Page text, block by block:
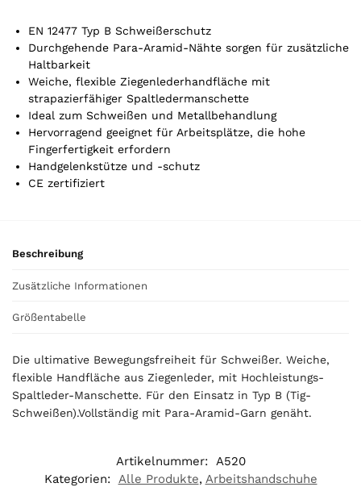
r
t
k
l
.
o
u
t
a
i
,
0
0
EN 12477 Typ B Schweißerschutz
Durchgehende Para-Aramid-Nähte sorgen für zusätzliche
Haltbarkeit
Weiche, flexible Ziegenlederhandfläche mit
strapazierfähiger Spaltledermanschette
Ideal zum Schweißen und Metallbehandlung
Hervorragend geeignet für Arbeitsplätze, die hohe
Fingerfertigkeit erfordern
Handgelenkstütze und -schutz
CE zertifiziert
Beschreibung
Zusätzliche Informationen
Größentabelle
Die ultimative Bewegungsfreiheit für Schweißer. Weiche,
flexible Handfläche aus Ziegenleder, mit Hochleistungs-
Spaltleder-Manschette. Für den Einsatz in Typ B (Tig-
Schweißen).Vollständig mit Para-Aramid-Garn genäht.
Artikelnummer: A520
Kategorien: Alle Produkte, Arbeitshandschuhe